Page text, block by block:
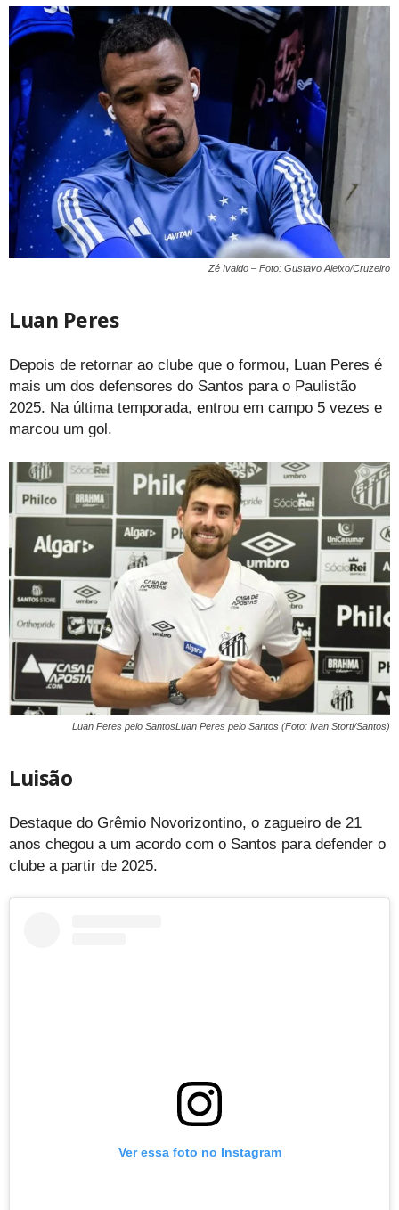
Zé Ivaldo – Foto: Gustavo Aleixo/Cruzeiro
Luan Peres
Depois de retornar ao clube que o formou, Luan Peres é
mais um dos defensores do Santos para o Paulistão
2025. Na última temporada, entrou em campo 5 vezes e
marcou um gol.
Luan Peres pelo SantosLuan Peres pelo Santos (Foto: Ivan Storti/Santos)
Luisão
Destaque do Grêmio Novorizontino, o zagueiro de 21
anos chegou a um acordo com o Santos para defender o
clube a partir de 2025.
Ver essa foto no Instagram